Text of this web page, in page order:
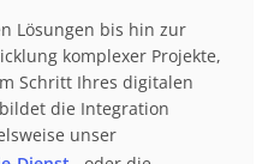
Lösungen bis hin zur
komplexer Projekte,
Schritt Ihres digitalen
die Integration
unser